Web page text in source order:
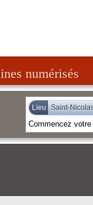
numérisés
Lieu Saint-